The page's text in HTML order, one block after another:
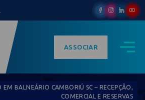
ASSOCIAR
EM BALNEÁRIO CAMBORIÚ SC – RECEPÇÃO,
COMERCIAL E RESERVAS